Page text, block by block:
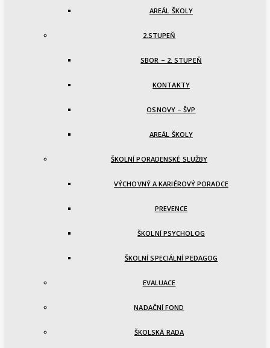
AREÁL ŠKOLY
2.STUPEŇ
SBOR – 2. STUPEŇ
KONTAKTY
OSNOVY – ŠVP
AREÁL ŠKOLY
ŠKOLNÍ PORADENSKÉ SLUŽBY
VÝCHOVNÝ A KARIÉROVÝ PORADCE
PREVENCE
ŠKOLNÍ PSYCHOLOG
ŠKOLNÍ SPECIÁLNÍ PEDAGOG
EVALUACE
NADAČNÍ FOND
ŠKOLSKÁ RADA